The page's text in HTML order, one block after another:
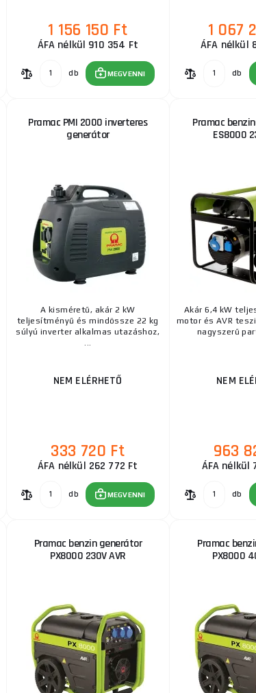
1 156 150 Ft
ÁFA nélkül 910 354 Ft
db MEGVENNI
1 067
ÁFA nélkül
db
Pramac PMI 2000 inverteres
generátor
A kisméretű, akár 2 kW
teljesítményű és mindössze 22 kg
súlyú inverter alkalmas utazáshoz,
...
NEM ELÉRHETŐ
333 720 Ft
ÁFA nélkül 262 772 Ft
db MEGVENNI
Pramac
ES8000
Akár 6,4 kW
motor és AVR
nagyszerű
NEM
963
ÁFA nélkül
db
Pramac benzin generátor
PX8000 230V AVR
Pramac
PX8000